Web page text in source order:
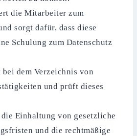
die Mitarbeiter zum
sorgt dafür, dass diese
Schulung zum Datenschutz
dem Verzeichnis von
und prüft dieses
Einhaltung von gesetzliche
und die rechtmäßige